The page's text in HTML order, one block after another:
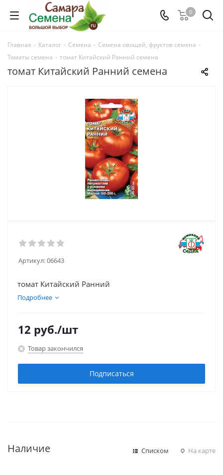
0
Главная - Каталог - Семена - Семена овощей, фруктов семена -
Томаты семена - томат Китайский Ранний семена
томат Китайский Ранний семена
Артикул:06643
томат Китайский Ранний
Подробнее
12 руб./шт
Товар закончился
Подписаться
Наличие Списком На карте